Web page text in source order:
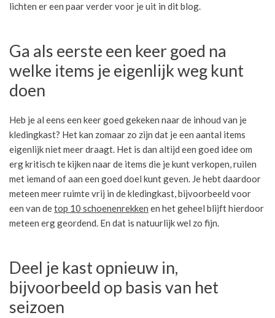
lichten er een paar verder voor je uit in dit blog.
Ga als eerste een keer goed na
welke items je eigenlijk weg kunt
doen
Heb je al eens een keer goed gekeken naar de inhoud van je
kledingkast? Het kan zomaar zo zijn dat je een aantal items
eigenlijk niet meer draagt. Het is dan altijd een goed idee om
erg kritisch te kijken naar de items die je kunt verkopen, ruilen
met iemand of aan een goed doel kunt geven. Je hebt daardoor
meteen meer ruimte vrij in de kledingkast, bijvoorbeeld voor
een van detop 10 schoenenrekken en het geheel blijft hierdoor
meteen erg geordend. En dat is natuurlijk wel zo fijn.
Deel je kast opnieuw in,
bijvoorbeeld op basis van het
seizoen